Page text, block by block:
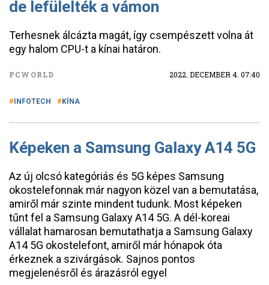
de lefülelték a vámon
Terhesnek álcázta magát, így csempészett volna át
egy halom CPU-t a kínai határon.
PCWORLD 2022. DECEMBER 4. 07:40
INFOTECH KÍNA
Képeken a Samsung Galaxy A14 5G
Az új olcsó kategóriás és 5G képes Samsung
okostelefonnak már nagyon közel van a bemutatása,
amiről már szinte mindent tudunk. Most képeken
tűnt fel a Samsung Galaxy A14 5G. A dél-koreai
vállalat hamarosan bemutathatja a Samsung Galaxy
A14 5G okostelefont, amiről már hónapok óta
érkeznek a szivárgások. Sajnos pontos
megjelenésről és árazásról egyel